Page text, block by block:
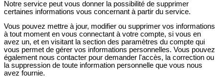
Notre service peut vous donner la possibilité de supprimer
certaines informations vous concernant à partir du service.
Vous pouvez mettre à jour, modifier ou supprimer vos informations
à tout moment en vous connectant à votre compte, si vous en
avez un, et en visitant la section des paramètres du compte qui
vous permet de gérer vos informations personnelles. Vous pouvez
également nous contacter pour demander l'accès, la correction ou
la suppression de toute information personnelle que vous nous
avez fournie.